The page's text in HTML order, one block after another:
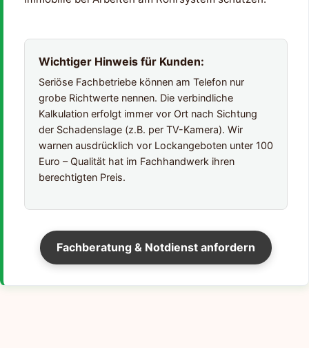
Wichtiger Hinweis für Kunden:
Seriöse Fachbetriebe können am Telefon nur
grobe Richtwerte nennen. Die verbindliche
Kalkulation erfolgt immer vor Ort nach Sichtung
der Schadenslage (z.B. per TV-Kamera). Wir
warnen ausdrücklich vor Lockangeboten unter 100
Euro – Qualität hat im Fachhandwerk ihren
berechtigten Preis.
Fachberatung & Notdienst anfordern